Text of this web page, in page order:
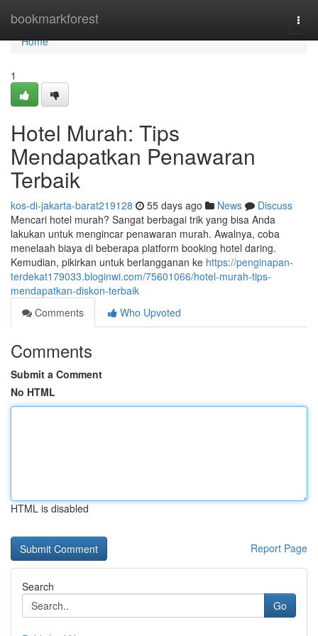
bookmarkforest
Home
Home
1
Hotel Murah: Tips
Mendapatkan Penawaran
Terbaik
kos-di-jakarta-barat219128 55 days ago News
Discuss
Mencari hotel murah? Sangat berbagai trik yang bisa Anda
lakukan untuk mengincar penawaran murah. Awalnya, coba
menelaah biaya di beberapa platform booking hotel daring.
Kemudian, pikirkan untuk berlangganan ke https://penginapan-
terdekat179033.bloginwi.com/75601066/hotel-murah-tips-
mendapatkan-diskon-terbaik
Comments
Who Upvoted
Comments
Submit a Comment
No HTML
HTML is disabled
Report Page
Search
Go